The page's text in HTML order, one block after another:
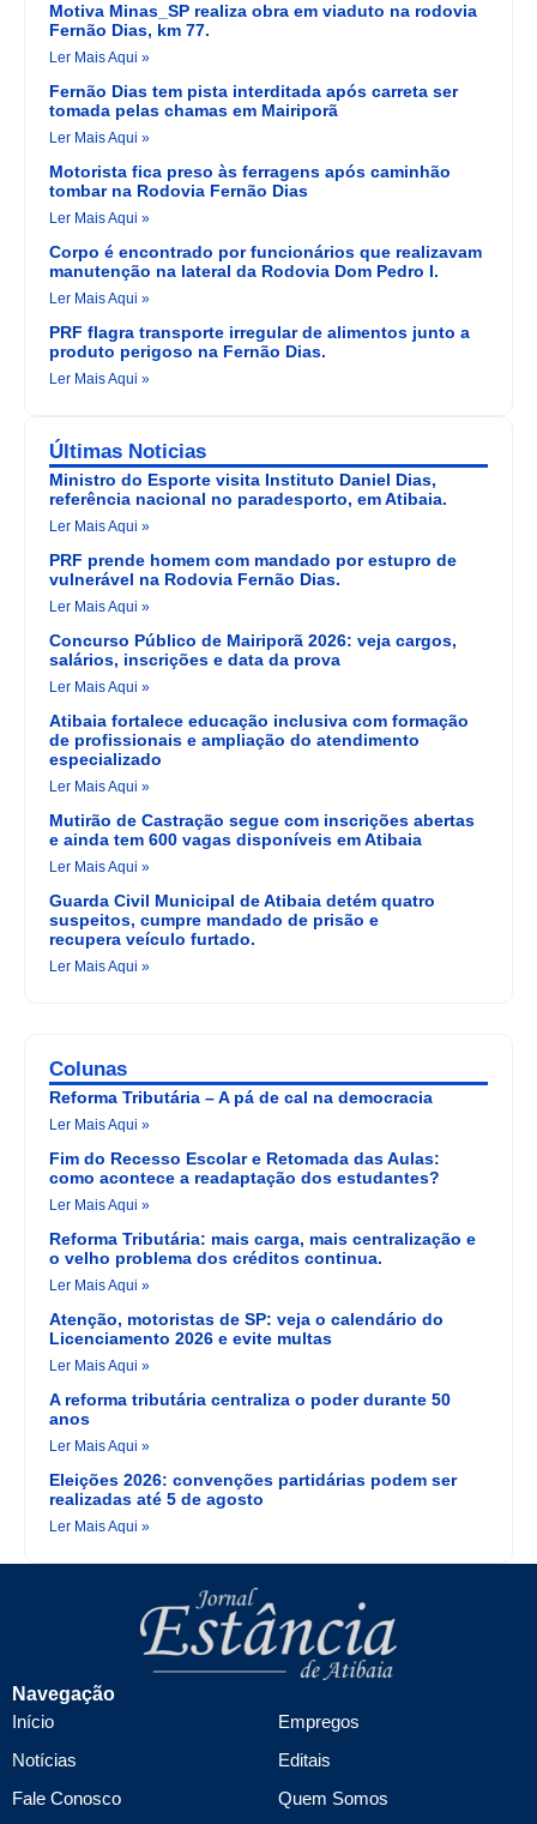
Motiva Minas_SP realiza obra em viaduto na rodovia
Fernão Dias, km 77.
Ler Mais Aqui »
Fernão Dias tem pista interditada após carreta ser
tomada pelas chamas em Mairiporã
Ler Mais Aqui »
Motorista fica preso às ferragens após caminhão
tombar na Rodovia Fernão Dias
Ler Mais Aqui »
Corpo é encontrado por funcionários que realizavam
manutenção na lateral da Rodovia Dom Pedro I.
Ler Mais Aqui »
PRF flagra transporte irregular de alimentos junto a
produto perigoso na Fernão Dias.
Ler Mais Aqui »
Últimas Noticias
Ministro do Esporte visita Instituto Daniel Dias,
referência nacional no paradesporto, em Atibaia.
Ler Mais Aqui »
PRF prende homem com mandado por estupro de
vulnerável na Rodovia Fernão Dias.
Ler Mais Aqui »
Concurso Público de Mairiporã 2026: veja cargos,
salários, inscrições e data da prova
Ler Mais Aqui »
Atibaia fortalece educação inclusiva com formação
de profissionais e ampliação do atendimento
especializado
Ler Mais Aqui »
Mutirão de Castração segue com inscrições abertas
e ainda tem 600 vagas disponíveis em Atibaia
Ler Mais Aqui »
Guarda Civil Municipal de Atibaia detém quatro
suspeitos, cumpre mandado de prisão e
recupera veículo furtado.
Ler Mais Aqui »
Colunas
Reforma Tributária – A pá de cal na democracia
Ler Mais Aqui »
Fim do Recesso Escolar e Retomada das Aulas:
como acontece a readaptação dos estudantes?
Ler Mais Aqui »
Reforma Tributária: mais carga, mais centralização e
o velho problema dos créditos continua.
Ler Mais Aqui »
Atenção, motoristas de SP: veja o calendário do
Licenciamento 2026 e evite multas
Ler Mais Aqui »
A reforma tributária centraliza o poder durante 50
anos
Ler Mais Aqui »
Eleições 2026: convenções partidárias podem ser
realizadas até 5 de agosto
Ler Mais Aqui »
Navegação
Início
Notícias
Fale Conosco
Empregos
Editais
Quem Somos